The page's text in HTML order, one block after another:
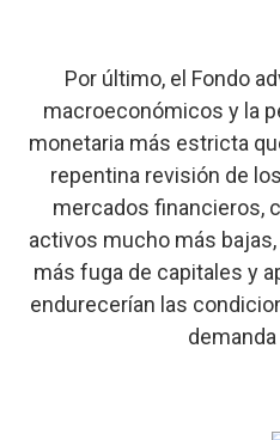
Por último, el Fondo
macroeconómicos y la
monetaria más estricta
repentina revisión de
mercados financieros,
activos mucho más
más fuga de capitales y
endurecerían las